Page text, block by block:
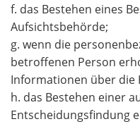
f. das Bestehen eines
Aufsichtsbehörde;
g. wenn die
betroffenen Person
Informationen über die
h. das Bestehen einer
Entscheidungsfindung